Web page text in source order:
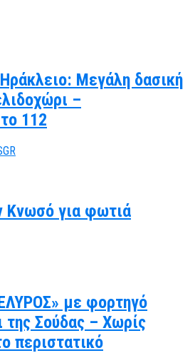
Μεγάλη δασική
–
112
Κνωσό για φωτιά
με φορτηγό
της Σούδας – Χωρίς
περιστατικό